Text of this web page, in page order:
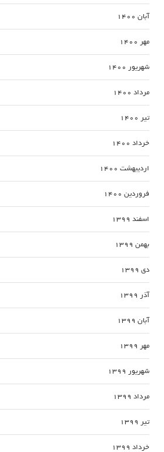
آبان 1400
مهر 1400
شهریور 1400
مرداد 1400
تیر 1400
خرداد 1400
اردیبهشت 1400
فروردین 1400
اسفند 1399
بهمن 1399
دی 1399
آذر 1399
آبان 1399
مهر 1399
شهریور 1399
مرداد 1399
تیر 1399
خرداد 1399